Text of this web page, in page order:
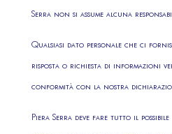
Serra non si assume alcuna
Qualsiasi dato personale che ci
risposta o richiesta di informazioni
conformità con la nostra
Piera Serra deve fare tutto il